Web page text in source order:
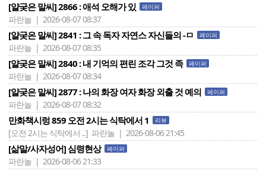
[얄궂은 말씨] 2866 : 애석 오해가 있 페이퍼
파란놀 | 2026-08-07 08:37
[얄궂은 말씨] 2841 : 그 속 독자 자연스 자신들의 -ㅁ 페이퍼
파란놀 | 2026-08-07 08:35
[얄궂은 말씨] 2840 : 내 기억의 편린 조각 그것 족 페이퍼
파란놀 | 2026-08-07 08:34
[얄궂은 말씨] 2877 : 나의 화장 여자 화장 외출 것 예의 페이퍼
파란놀 | 2026-08-07 08:32
만화책시렁 859 오전 2시는 식탁에서 1 리뷰
[오전 2시는 식탁에서 ..] 파란놀 | 2026-08-06 21:45
[삶말/사자성어] 심령현상 페이퍼
파란놀 | 2026-08-06 21:33